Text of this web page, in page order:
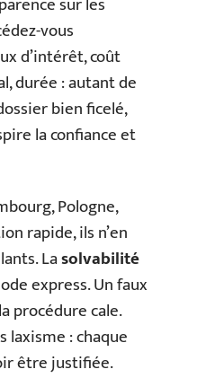
vous
d’intérêt, coût
durée : autant de
bien ficelé,
la confiance et
Pologne,
rapide, ils n’en
Lasolvabilité
express. Un faux
procédure cale.
laxisme : chaque
être justifiée.